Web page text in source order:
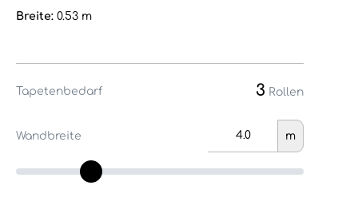
Breite: 0.53 m
Tapetenbedarf 3 Rollen
Wandbreite m